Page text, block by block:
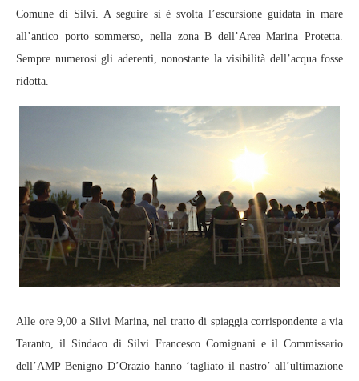
Comune di Silvi. A seguire si è svolta l’escursione guidata in mare
all’antico porto sommerso, nella zona B dell’Area Marina Protetta.
Sempre numerosi gli aderenti, nonostante la visibilità dell’acqua fosse
ridotta.
Alle ore 9,00 a Silvi Marina, nel tratto di spiaggia corrispondente a via
Taranto, il Sindaco di Silvi Francesco Comignani e il Commissario
dell’AMP Benigno D’Orazio hanno ‘tagliato il nastro’ all’ultimazione